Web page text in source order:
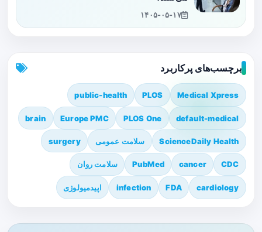
۱۴۰۵-۰۵-۱۷
برچسب‌های پرکاربرد
Medical Xpress
PLOS
public-health
default-medical
PLOS One
Europe PMC
brain
ScienceDaily Health سلامت عمومی surgery
CDC
cancer
PubMed سلامت روان
cardiology
FDA
infection اپیدمیولوژی